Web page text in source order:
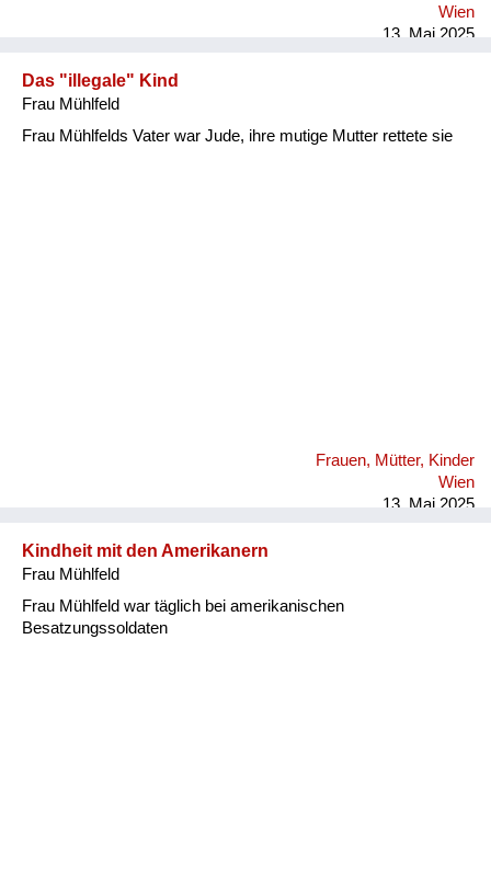
Wien
13. Mai 2025
Das "illegale" Kind
Frau Mühlfeld
Frau Mühlfelds Vater war Jude, ihre mutige Mutter rettete sie
Frauen, Mütter, Kinder
Wien
13. Mai 2025
Kindheit mit den Amerikanern
Frau Mühlfeld
Frau Mühlfeld war täglich bei amerikanischen
Besatzungssoldaten